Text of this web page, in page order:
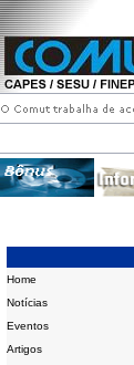
Home
Notícias
Eventos
Artigos